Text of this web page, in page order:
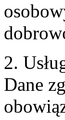
2.
Dane